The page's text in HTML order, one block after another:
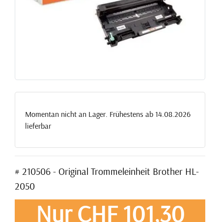
Momentan nicht an Lager. Frühestens ab 14.08.2026
lieferbar
# 210506 - Original Trommeleinheit Brother HL-
2050
Nur CHF 101,30